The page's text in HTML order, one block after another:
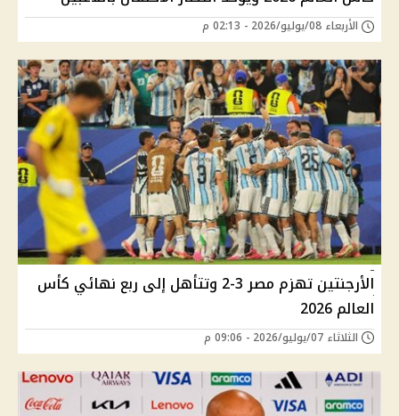
الأربعاء 08/يوليو/2026 - 02:13 م
الأرجنتين تهزم مصر 3-2 وتتأهل إلى ربع نهائي كأس
العالم 2026
الثلاثاء 07/يوليو/2026 - 09:06 م